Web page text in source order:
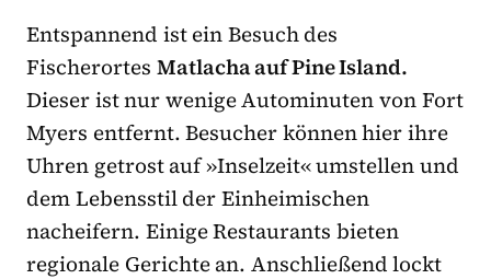
Entspannend ist ein Besuch des
Fischerortes Matlacha auf Pine Island.
Dieser ist nur wenige Autominuten von Fort
Myers entfernt. Besucher können hier ihre
Uhren getrost auf »Inselzeit« umstellen und
dem Lebensstil der Einheimischen
nacheifern. Einige Restaurants bieten
regionale Gerichte an. Anschließend lockt